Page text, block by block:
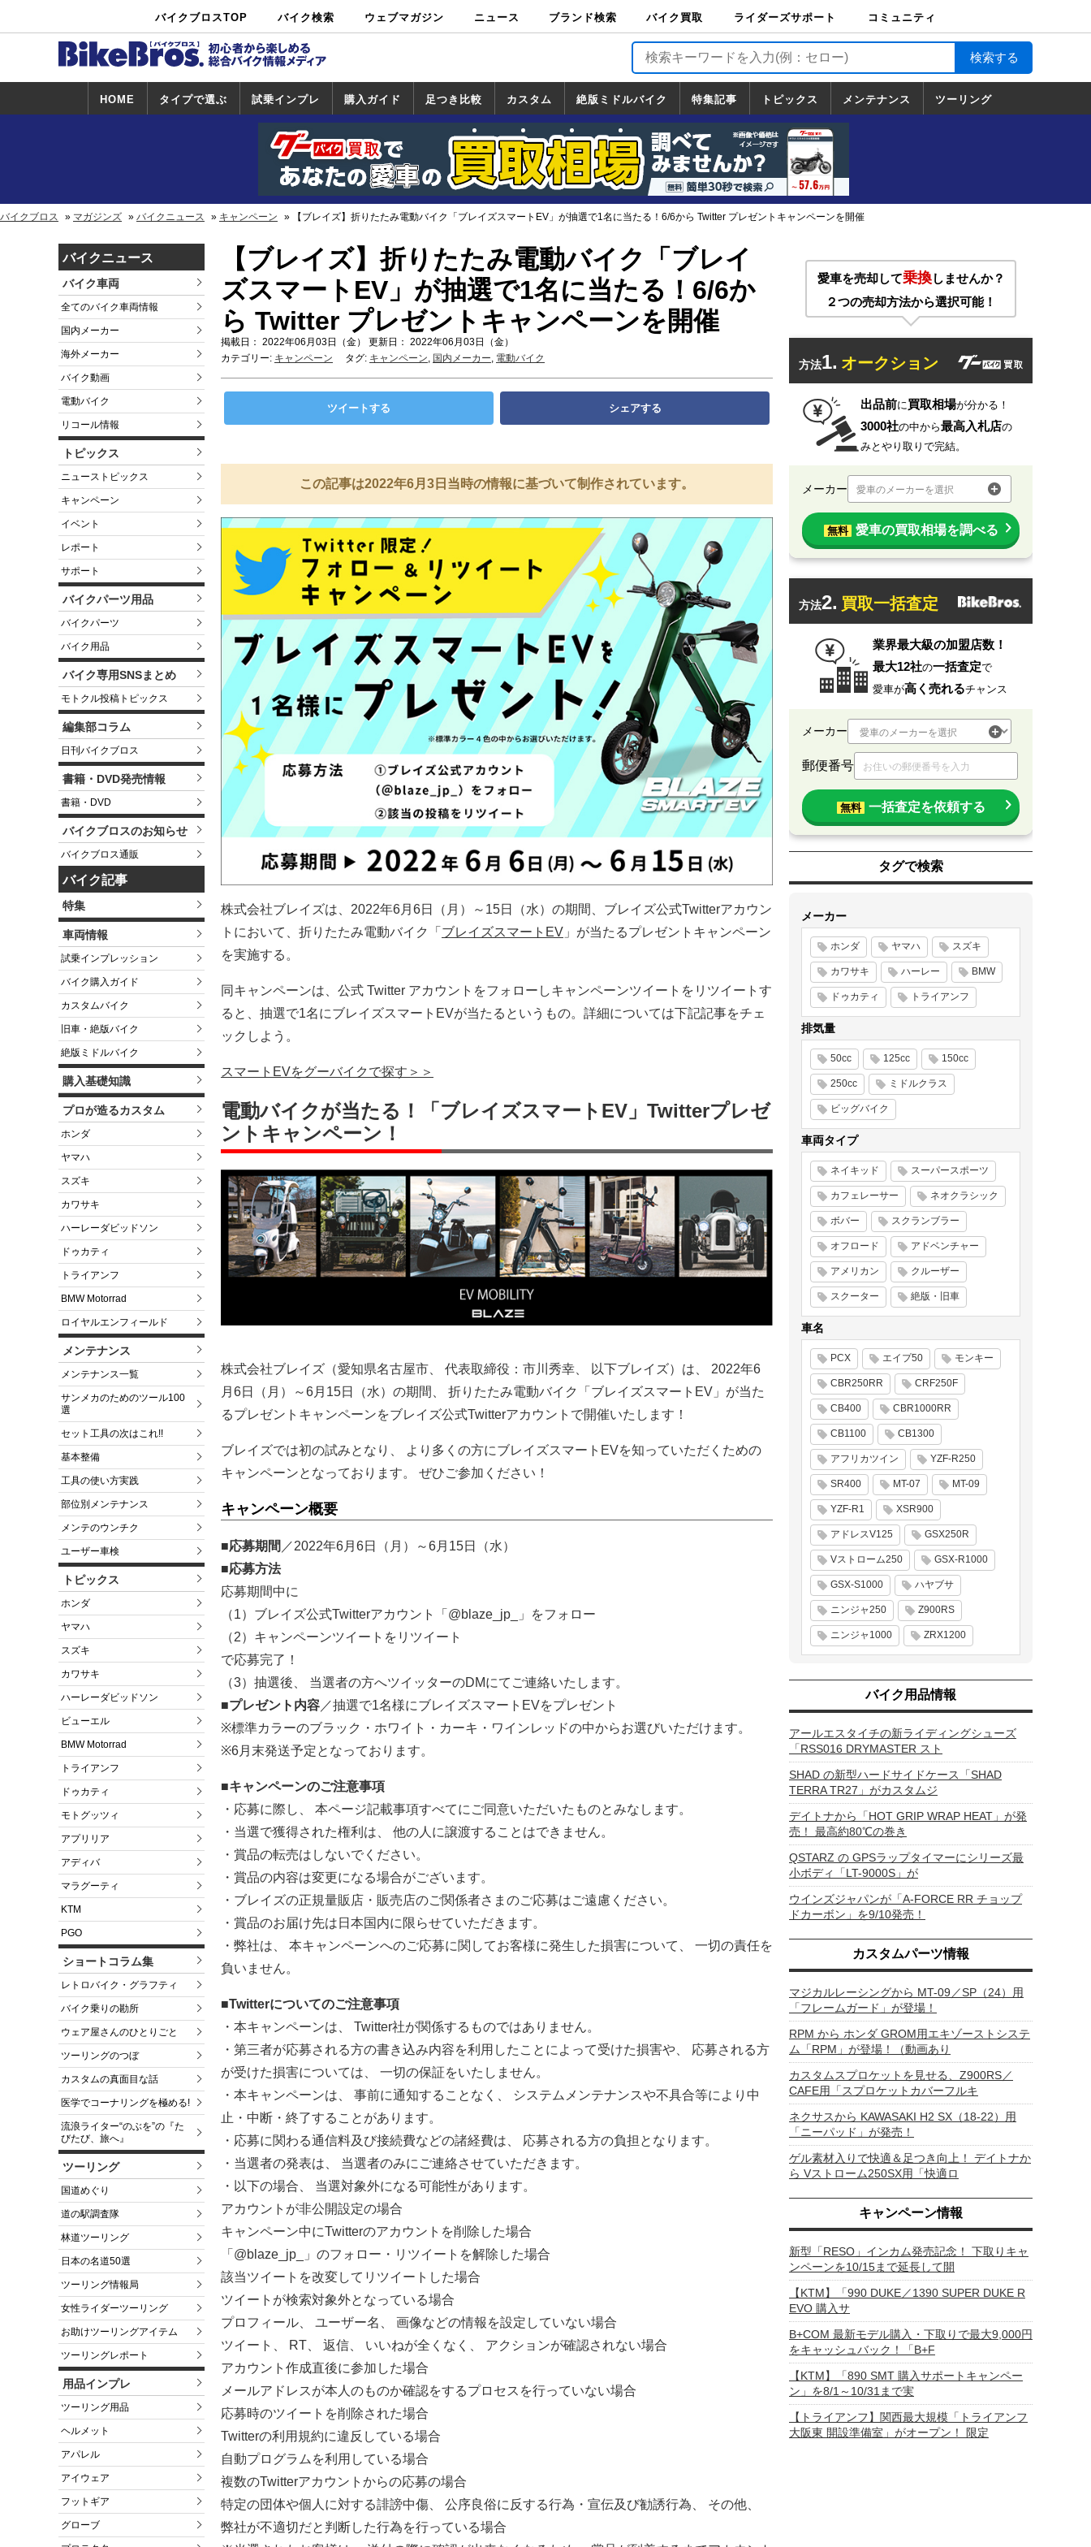
バイクブロスTOP バイク検索
中古バイ
ク・新車検
カタログ検
索
ショップ検
索
ウェブマガジン ニュース ブランド検索 バイク買取
バイク買取
ライダーズサポート
ライダーズサポート
TOP
バイク輸送
バイクガレージライ
フ
バイク車両保険
ロードサービス
バイク試乗
コミュニティ
HOME タイプで選ぶ 試乗インプレ
試乗インプレ
一覧
ホンダ
ヤマハ
スズキ
カワサキ
ハーレー
BMW
トライアンフ
ドゥカティ
購入ガイド
一覧
足つき比較 カスタム
カスタム
一覧
ホンダ
ヤマハ
スズキ
カワサキ
絶版ミドルバイク
絶版ミドルバイク
一覧
ホンダ
ヤマハ
スズキ
カワサキ
特集記事 トピックス
トピックス
一覧
ホンダ
ヤマハ
スズキ
カワサキ
ハーレーダ
ビッドソン
BMW
ドゥカティ
トライアン
フ
メンテナンス ツーリング
道の駅調査隊
ツーリング情報局
日本の道50選
国道めぐり
林道ツーリング
バイクブロス マガジンズ バイクニュース キャンペーン 【ブレイズ】折りたたみ電動バイク「ブレイズスマートEV」が抽選で1名に当たる！6/6から Twitter プレゼントキャンペーンを開催
バイクニュース
バイク車両
全てのバイク車両情報
国内メーカー
海外メーカー
バイク動画
電動バイク
リコール情報
トピックス
ニューストピックス
キャンペーン
イベント
レポート
サポート
バイクパーツ用品
バイクパーツ
バイク用品
バイク専用SNSまとめ
モトクル投稿トピックス
編集部コラム
日刊バイクブロス
書籍・DVD発売情報
書籍・DVD
バイクブロスのお知らせ
バイクブロス通販
バイク記事
特集
車両情報
試乗インプレッション
バイク購入ガイド
カスタムバイク
旧車・絶版バイク
絶版ミドルバイク
購入基礎知識
プロが造るカスタム
ホンダ
ヤマハ
スズキ
カワサキ
ハーレーダビッドソン
ドゥカティ
トライアンフ
BMW Motorrad
ロイヤルエンフィールド
メンテナンス
メンテナンス一覧
サンメカのためのツール100
選
セット工具の次はこれ!!
基本整備
工具の使い方実践
部位別メンテナンス
メンテのウンチク
ユーザー車検
トピックス
ホンダ
ヤマハ
スズキ
カワサキ
ハーレーダビッドソン
ビューエル
BMW Motorrad
トライアンフ
ドゥカティ
モトグッツィ
アプリリア
アディバ
マラグーティ
KTM
PGO
ショートコラム集
レトロバイク・グラフティ
バイク乗りの勘所
ウェア屋さんのひとりごと
ツーリングのつぼ
カスタムの真面目な話
医学でコーナリングを極める!
流浪ライター“のぶを”の『た
びたび、旅へ』
ツーリング
国道めぐり
道の駅調査隊
林道ツーリング
日本の名道50選
ツーリング情報局
女性ライダーツーリング
お助けツーリングアイテム
ツーリングレポート
用品インプレ
ツーリング用品
ヘルメット
アパレル
アイウェア
フットギア
グローブ
【ブレイズ】折りたたみ電動バイク「ブレイ
ズスマートEV」が抽選で1名に当たる！6/6か
ら Twitter プレゼントキャンペーンを開催
掲載日： 2022年06月03日（金） 更新日： 2022年06月03日（金）
カテゴリー: キャンペーン タグ: キャンペーン, 国内メーカー, 電動バイク
ツイートする シェアする
この記事は2022年6月3日当時の情報に基づいて制作されています。
株式会社ブレイズは、2022年6月6日（月）～15日（水）の期間、ブレイズ公式Twitterアカウン
トにおいて、折りたたみ電動バイク「 ブレイズスマートEV 」が当たるプレゼントキャンペーン
を実施する。
同キャンペーンは、公式 Twitter アカウントをフォローしキャンペーンツイートをリツイートす
ると、抽選で1名にブレイズスマートEVが当たるというもの。詳細については下記記事をチェ
ックしよう。
スマートEVをグーバイクで探す＞＞
電動バイクが当たる！「ブレイズスマートEV」Twitterプレゼ
ントキャンペーン！
株式会社ブレイズ（愛知県名古屋市、 代表取締役：市川秀幸、 以下ブレイズ）は、 2022年6
月6日（月）～6月15日（水）の期間、 折りたたみ電動バイク「ブレイズスマートEV」が当た
るプレゼントキャンペーンをブレイズ公式Twitterアカウントで開催いたします！
ブレイズでは初の試みとなり、 より多くの方にブレイズスマートEVを知っていただくための
キャンペーンとなっております。 ぜひご参加ください！
キャンペーン概要
■応募期間 ／2022年6月6日（月）～6月15日（水）
■応募方法
応募期間中に
（1）ブレイズ公式Twitterアカウント「@blaze_jp_」をフォロー
（2）キャンペーンツイートをリツイート
で応募完了！
（3）抽選後、 当選者の方へツイッターのDMにてご連絡いたします。
■プレゼント内容 ／抽選で1名様にブレイズスマートEVをプレゼント
※標準カラーのブラック・ホワイト・カーキ・ワインレッドの中からお選びいただけます。
※6月末発送予定となっております。
■キャンペーンのご注意事項
・応募に際し、 本ページ記載事項すべてにご同意いただいたものとみなします。
・当選で獲得された権利は、 他の人に譲渡することはできません。
・賞品の転売はしないでください。
・賞品の内容は変更になる場合がございます。
・ブレイズの正規量販店・販売店のご関係者さまのご応募はご遠慮ください。
・賞品のお届け先は日本国内に限らせていただきます。
・弊社は、 本キャンペーンへのご応募に関してお客様に発生した損害について、 一切の責任を
負いません。
■Twitterについてのご注意事項
・本キャンペーンは、 Twitter社が関係するものではありません。
・第三者が応募される方の書き込み内容を利用したことによって受けた損害や、 応募される方
が受けた損害については、 一切の保証をいたしません。
・本キャンペーンは、 事前に通知することなく、 システムメンテナンスや不具合等により中
止・中断・終了することがあります。
・応募に関わる通信料及び接続費などの諸経費は、 応募される方の負担となります。
・当選者の発表は、 当選者のみにご連絡させていただきます。
・以下の場合、 当選対象外になる可能性があります。
アカウントが非公開設定の場合
キャンペーン中にTwitterのアカウントを削除した場合
「@blaze_jp_」のフォロー・リツイートを解除した場合
該当ツイートを改変してリツイートした場合
ツイートが検索対象外となっている場合
プロフィール、 ユーザー名、 画像などの情報を設定していない場合
ツイート、 RT、 返信、 いいねが全くなく、 アクションが確認されない場合
アカウント作成直後に参加した場合
メールアドレスが本人のものか確認をするプロセスを行っていない場合
応募時のツイートを削除された場合
Twitterの利用規約に違反している場合
自動プログラムを利用している場合
複数のTwitterアカウントからの応募の場合
特定の団体や個人に対する誹謗中傷、 公序良俗に反する行為・宣伝及び勧誘行為、 その他、
弊社が不適切だと判断した行為を行っている場合
愛車を売却して乗換しませんか？
２つの売却方法から選択可能！
方法1. オークション
出品前に買取相場が分かる！
3000社の中から最高入札店の
みとやり取りで完結。
メーカー 愛車のメーカーを選択
無料 愛車の買取相場を調べる
方法2. 買取一括査定
業界最大級の加盟店数！
最大12社の一括査定で
愛車が高く売れるチャンス
メーカー
郵便番号
無料 一括査定を依頼する
タグで検索
メーカー
ホンダ ヤマハ スズキ
カワサキ ハーレー BMW
ドゥカティ トライアンフ
排気量
50cc 125cc 150cc
250cc ミドルクラス
ビッグバイク
車両タイプ
ネイキッド スーパースポーツ
カフェレーサー ネオクラシック
ボバー スクランブラー
オフロード アドベンチャー
アメリカン クルーザー
スクーター 絶版・旧車
車名
PCX エイプ50 モンキー
CBR250RR CRF250F
CB400 CBR1000RR
CB1100 CB1300
アフリカツイン YZF-R250
SR400 MT-07 MT-09
YZF-R1 XSR900
アドレスV125 GSX250R
Vストローム250 GSX-R1000
GSX-S1000 ハヤブサ
ニンジャ250 Z900RS
ニンジャ1000 ZRX1200
バイク用品情報
アールエスタイチの新ライディングシューズ
「RSS016 DRYMASTER スト
SHAD の新型ハードサイドケース「SHAD
TERRA TR27」がカスタムジ
デイトナから「HOT GRIP WRAP HEAT」が発
売！ 最高約80℃の巻き
QSTARZ の GPSラップタイマーにシリーズ最
小ボディ「LT-9000S」が
ウインズジャパンが「A-FORCE RR チョップ
ドカーボン」を9/10発売！
カスタムパーツ情報
マジカルレーシングから MT-09／SP（24）用
「フレームガード」が登場！
RPM から ホンダ GROM用エキゾーストシステ
ム「RPM」が登場！（動画あり
カスタムスプロケットを見せる、Z900RS／
CAFE用「スプロケットカバーフルキ
ネクサスから KAWASAKI H2 SX（18-22）用
「ニーパッド」が発売！
ゲル素材入りで快適＆足つき向上！ デイトナか
ら Vストローム250SX用「快適ロ
キャンペーン情報
新型「RESO」インカム発売記念！ 下取りキャ
ンペーンを10/15まで延長して開
【KTM】「990 DUKE／1390 SUPER DUKE R
EVO 購入サ
B+COM 最新モデル購入・下取りで最大9,000円
をキャッシュバック！「B+F
【KTM】「890 SMT 購入サポートキャンペー
ン」を8/1～10/31まで実
【トライアンフ】関西最大規模「トライアンフ
大阪東 開設準備室」がオープン！ 限定